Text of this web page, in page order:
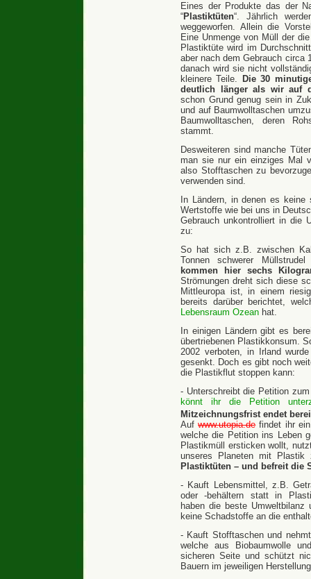
Eines der Produkte das der
“Plastiktüten“. Jährlich
weggeworfen. Allein die
Eine Unmenge von Müll der
Plastiktüte wird im
aber nach dem Gebrauch circa
danach wird sie nicht
kleinere Teile.
Die 30
deutlich länger als wir auf
schon Grund genug sein in
und auf Baumwolltaschen
Baumwolltaschen, deren
stammt.
Desweiteren sind manche
man sie nur ein einziges Mal
also Stofftaschen zu
verwenden sind.
In Ländern, in denen es
Wertstoffe wie bei uns in
Gebrauch unkontrolliert in die
zu:
So hat sich z.B. zwischen
Tonnen schwerer
kommen hier sechs
Strömungen dreht sich diese
Mittleuropa ist, in einem
bereits darüber berichtet,
Lebensraum Ozean hat.
In einigen Ländern gibt es
übertriebenen Plastikkonsum.
2002 verboten, in Irland
gesenkt. Doch es gibt noch
die Plastikflut stoppen kann:
- Unterschreibt die Petition
könnt ihr die Petition
Mitzeichnungsfrist endet
Aufwww.utopia.defindet ihr ein
welche die Petition ins Leben
Plastikmüll ersticken wollt,
unseres Planeten mit
Plastiktüten – und befreit die
- Kauft Lebensmittel, z.B.
oder -behältern statt in
haben die beste
keine Schadstoffe an die
- Kauft Stofftaschen und
welche aus Biobaumwolle
sicheren Seite und schützt
Bauern im jeweiligen